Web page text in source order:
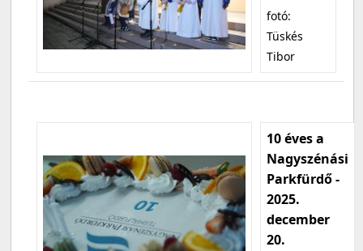
fotó:
Tüskés
Tibor
10 éves a
Nagyszénási
Parkfürdő -
2025.
december
20.